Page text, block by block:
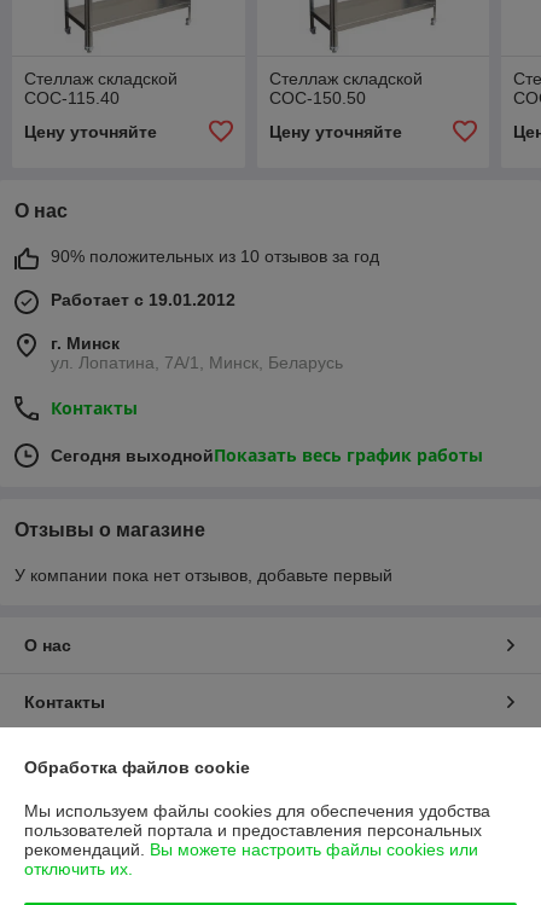
Стеллаж складской
СОС-115.40
Цену уточняйте
Стеллаж складской
СОС-150.50
Цену уточняйте
О нас
90% положительных из 10 отзывов за год
Работает с 19.01.2012
г. Минск
ул. Лопатина, 7А/1, Минск, Беларусь
Контакты
Сегодня выходнойПоказать весь график работы
Отзывы о магазине
У компании пока нет отзывов, добавьте первый
О нас
Контакты
Доставка и оплата
График работы
Полная версия сайта
Обработка файлов cookie
Мы используем файлы cookies для обеспечения удобства
пользователей портала и предоставления персональных
рекомендаций. Вы можете настроить файлы cookies или
отключить их.